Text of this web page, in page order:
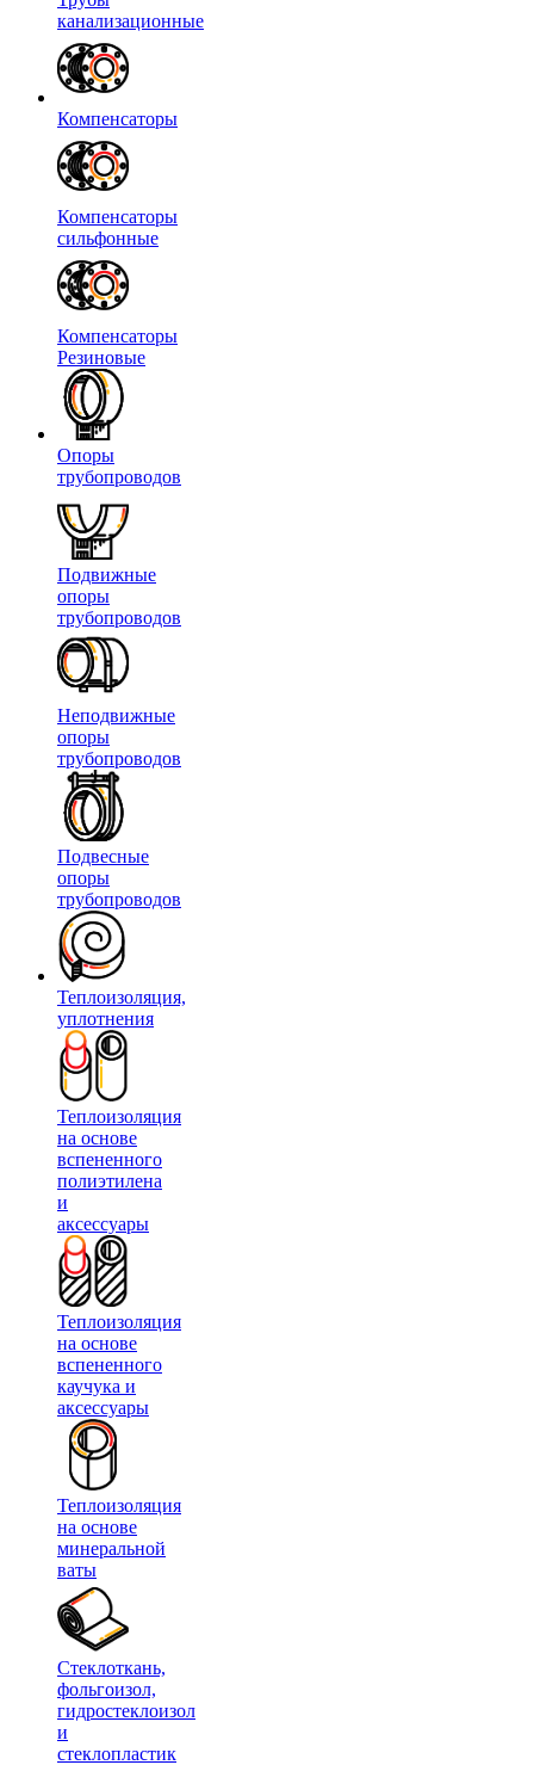
канализационные
Компенсаторы
Компенсаторы
сильфонные
Компенсаторы
Резиновые
Опоры
трубопроводов
Подвижные
опоры
трубопроводов
Неподвижные
опоры
трубопроводов
Подвесные
опоры
трубопроводов
Теплоизоляция,
уплотнения
Теплоизоляция
на основе
вспененного
полиэтилена
и
аксессуары
Теплоизоляция
на основе
вспененного
каучука и
аксессуары
Теплоизоляция
на основе
минеральной
ваты
Стеклоткань,
фольгоизол,
гидростеклоизол
и
стеклопластик